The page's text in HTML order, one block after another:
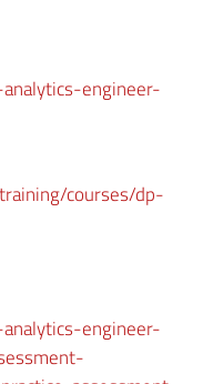
engineer-
courses/dp-
engineer-